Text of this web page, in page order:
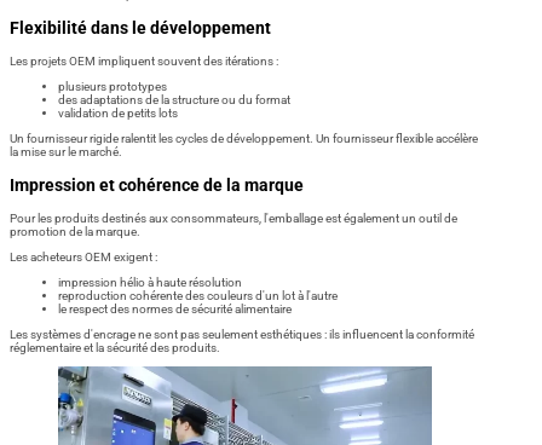
Flexibilité dans le développement
Les projets OEM impliquent souvent des itérations :
plusieurs prototypes
des adaptations de la structure ou du format
validation de petits lots
Un fournisseur rigide ralentit les cycles de développement. Un fournisseur flexible accélère
la mise sur le marché.
Impression et cohérence de la marque
Pour les produits destinés aux consommateurs, l'emballage est également un outil de
promotion de la marque.
Les acheteurs OEM exigent :
impression hélio à haute résolution
reproduction cohérente des couleurs d'un lot à l'autre
le respect des normes de sécurité alimentaire
Les systèmes d'encrage ne sont pas seulement esthétiques : ils influencent la conformité
réglementaire et la sécurité des produits.